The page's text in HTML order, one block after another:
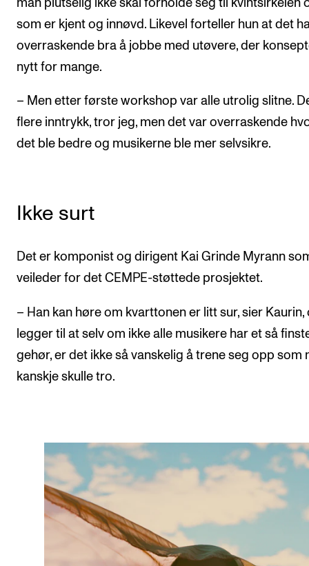
man plutselig ikke skal forholde seg til kvintsirkelen
som er kjent og innøvd. Likevel forteller hun at det
overraskende bra å jobbe med utøvere, der
nytt for mange.
– Men etter første workshop var alle utrolig slitne.
flere inntrykk, tror jeg, men det var overraskende
det ble bedre og musikerne ble mer selvsikre.
Ikke surt
Det er komponist og dirigent Kai Grinde Myrann
veileder for det CEMPE-støttede prosjektet.
– Han kan høre om kvarttonen er litt sur, sier Kaurin,
legger til at selv om ikke alle musikere har et så
gehør, er det ikke så vanskelig å trene seg opp som
kanskje skulle tro.